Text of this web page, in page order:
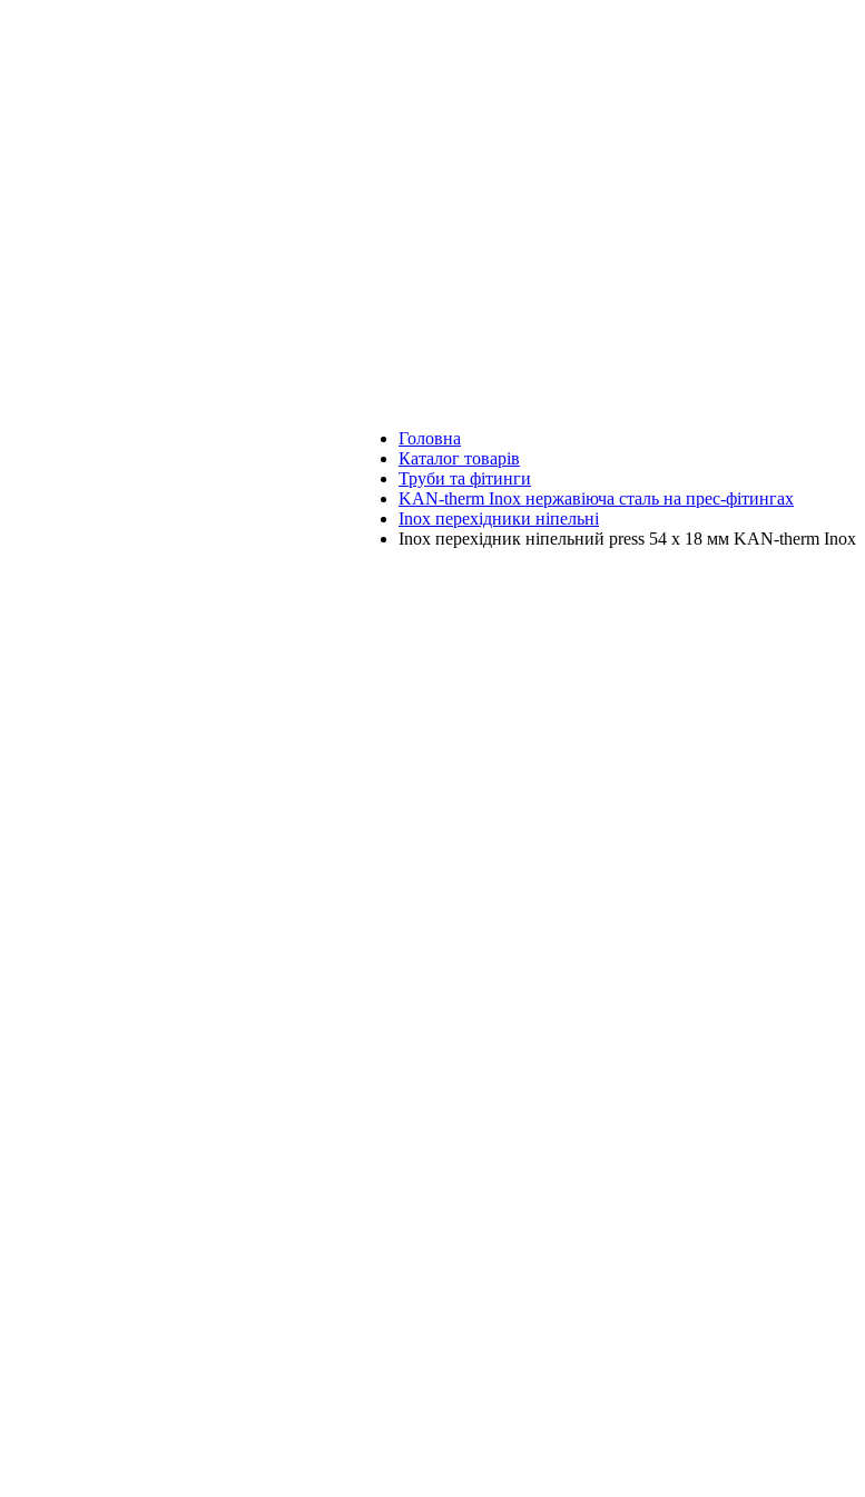
Головна
Каталог товарів
Труби та фітинги
KAN-therm Inox нержавіюча сталь на прес-фітингах
Inox перехідники ніпельні
Inox перехідник ніпельний press 54 x 18 мм KAN-therm Inox